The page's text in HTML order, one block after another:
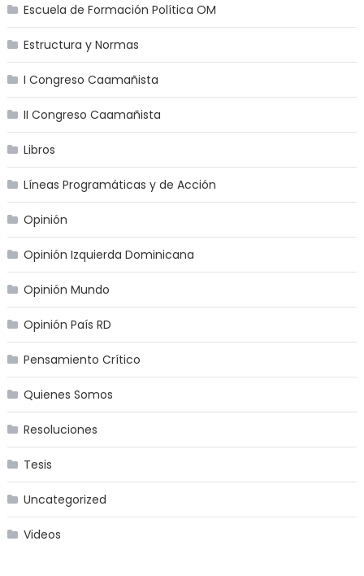
Escuela de Formación Política OM
Estructura y Normas
I Congreso Caamañista
II Congreso Caamañista
Libros
Líneas Programáticas y de Acción
Opinión
Opinión Izquierda Dominicana
Opinión Mundo
Opinión País RD
Pensamiento Crítico
Quienes Somos
Resoluciones
Tesis
Uncategorized
Videos